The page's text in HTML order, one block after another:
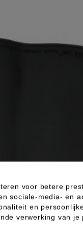
voor betere
sociale-media- en
en
verwerking van je